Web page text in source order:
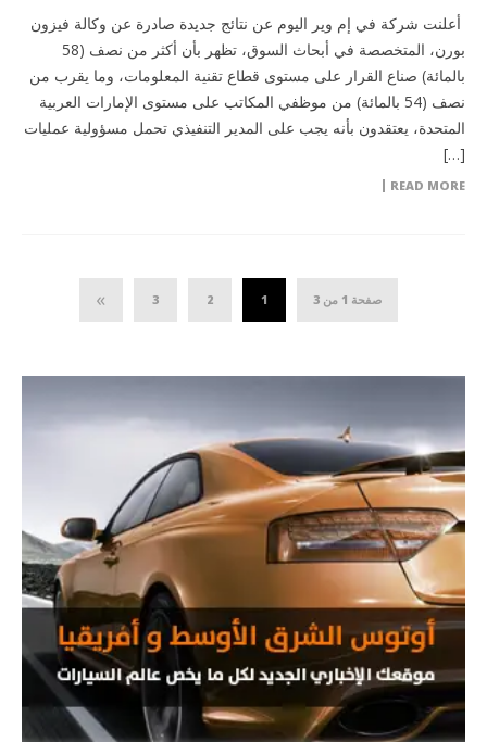
أعلنت شركة في إم وير اليوم عن نتائج جديدة صادرة عن وكالة فيزون
بورن، المتخصصة في أبحاث السوق، تظهر بأن أكثر من نصف (58
بالمائة) صناع القرار على مستوى قطاع تقنية المعلومات، وما يقرب من
نصف (54 بالمائة) من موظفي المكاتب على مستوى الإمارات العربية
المتحدة، يعتقدون بأنه يجب على المدير التنفيذي تحمل مسؤولية عمليات
[…]
READ MORE
صفحة 1 من 3 1
2
3
»